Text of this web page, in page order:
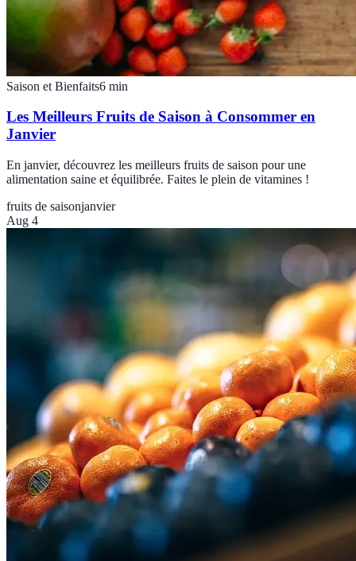
Saison et Bienfaits6 min
Les Meilleurs Fruits de Saison à Consommer en
Janvier
En janvier, découvrez les meilleurs fruits de saison pour une
alimentation saine et équilibrée. Faites le plein de vitamines !
fruits de saisonjanvier
Aug 4